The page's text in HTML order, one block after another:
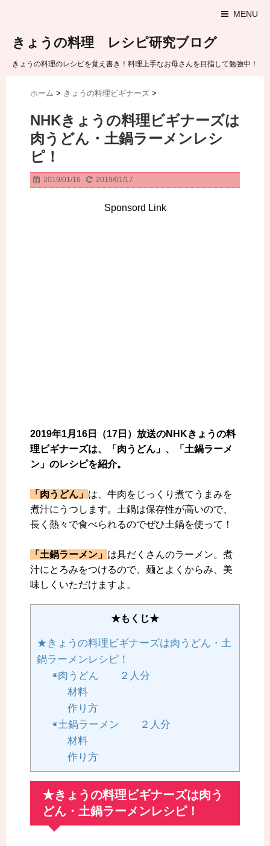
MENU
きょうの料理 レシピ研究ブログ
きょうの料理のレシピを覚え書き！料理上手なお母さんを目指して勉強中！
ホーム > きょうの料理ビギナーズ >
NHKきょうの料理ビギナーズは
肉うどん・土鍋ラーメンレシ
ピ！
2019/01/16 2019/01/17
Sponsord Link
2019年1月16日（17日）放送のNHKきょうの料
理ビギナーズは、「肉うどん」、「土鍋ラーメ
ン」のレシピを紹介。
「肉うどん」 は、牛肉をじっくり煮てうまみを
煮汁にうつします。土鍋は保存性が高いので、
長く熱々で食べられるのでぜひ土鍋を使って！
「土鍋ラーメン」 は具だくさんのラーメン。煮
汁にとろみをつけるので、麺とよくからみ、美
味しくいただけますよ。
★もくじ★
★きょうの料理ビギナーズは肉うどん・土
鍋ラーメンレシピ！
◉肉うどん ２人分
材料
作り方
◉土鍋ラーメン ２人分
材料
作り方
★きょうの料理ビギナーズは肉う
どん・土鍋ラーメンレシピ！